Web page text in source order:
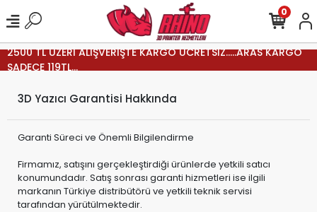
2500 TL ÜZERİ ALIŞVERİŞTE KARGO ÜCRETSİZ.....ARAS KARGO
SADECE 119TL...
0
3D Yazıcı Garantisi Hakkında
Garanti Süreci ve Önemli Bilgilendirme
Firmamız, satışını gerçekleştirdiği ürünlerde yetkili satıcı
konumundadır. Satış sonrası garanti hizmetleri ise ilgili
markanın Türkiye distribütörü ve yetkili teknik servisi
tarafından yürütülmektedir.